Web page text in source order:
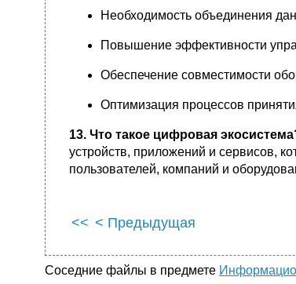
Необходимость объединения
Повышение эффективности
Обеспечение совместимости
Оптимизация процессов
13. Что такое цифровая
устройств, приложений и сервисов,
пользователей, компаний и
<< < Предыдущая
Соседние файлы в предмете